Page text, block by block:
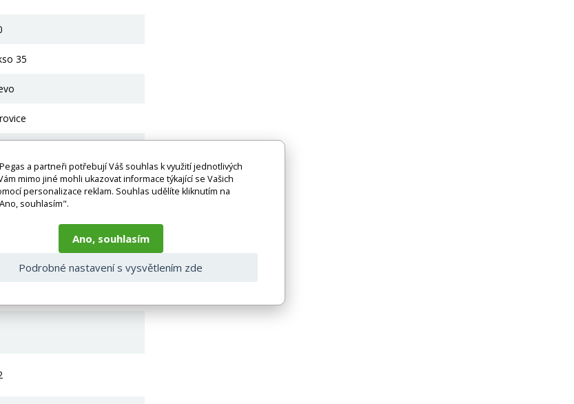
35
a partneři potřebují Váš souhlas k využití jednotlivých
mimo jiné mohli ukazovat informace týkající se Vašich
personalizace reklam. Souhlas udělíte kliknutím na
souhlasím".
Ano, souhlasím
Podrobné nastavení s vysvětlením zde